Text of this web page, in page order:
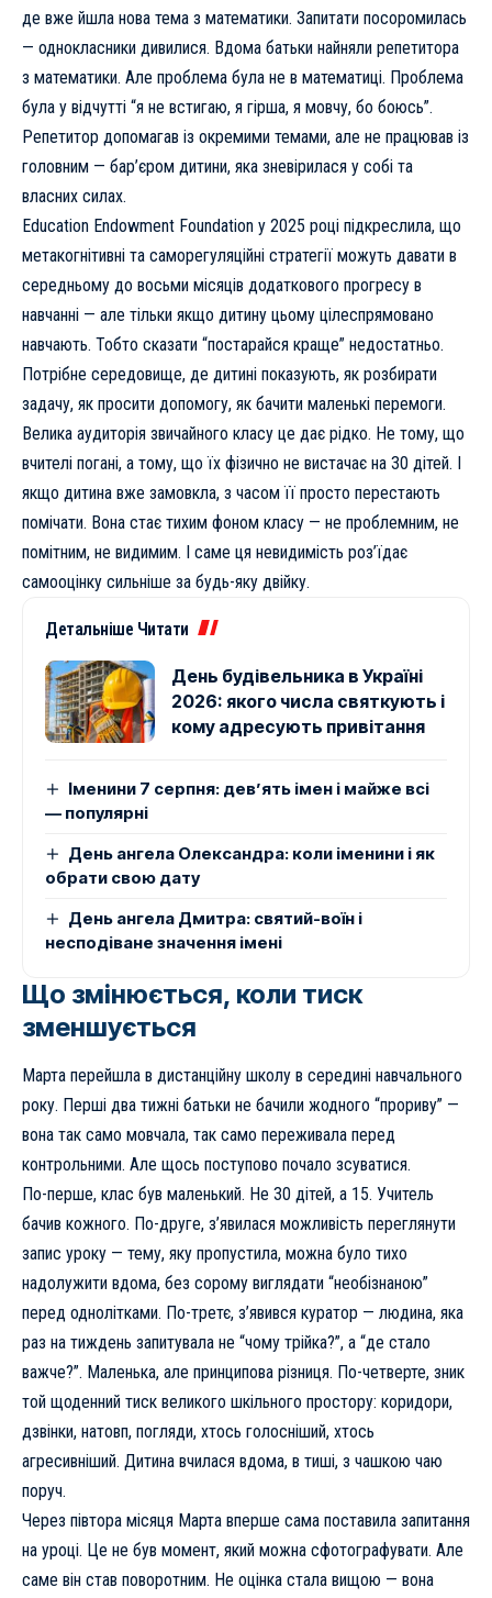
де вже йшла нова тема з математики. Запитати посоромилась
— однокласники дивилися. Вдома батьки найняли репетитора
з математики. Але проблема була не в математиці. Проблема
була у відчутті “я не встигаю, я гірша, я мовчу, бо боюсь”.
Репетитор допомагав із окремими темами, але не працював із
головним — бар’єром дитини, яка зневірилася у собі та
власних силах.
Education Endowment Foundation у 2025 році підкреслила, що
метакогнітивні та саморегуляційні стратегії можуть давати в
середньому до восьми місяців додаткового прогресу в
навчанні — але тільки якщо дитину цьому цілеспрямовано
навчають. Тобто сказати “постарайся краще” недостатньо.
Потрібне середовище, де дитині показують, як розбирати
задачу, як просити допомогу, як бачити маленькі перемоги.
Велика аудиторія звичайного класу це дає рідко. Не тому, що
вчителі погані, а тому, що їх фізично не вистачає на 30 дітей. І
якщо дитина вже замовкла, з часом її просто перестають
помічати. Вона стає тихим фоном класу — не проблемним, не
помітним, не видимим. І саме ця невидимість роз’їдає
самооцінку сильніше за будь-яку двійку.
Детальніше Читати
День будівельника в Україні
2026: якого числа святкують і
кому адресують привітання
Іменини 7 серпня: дев’ять імен і майже всі
— популярні
День ангела Олександра: коли іменини і як
обрати свою дату
День ангела Дмитра: святий-воїн і
несподіване значення імені
Що змінюється, коли тиск
зменшується
Марта перейшла в дистанційну школу в середині навчального
року. Перші два тижні батьки не бачили жодного “прориву” —
вона так само мовчала, так само переживала перед
контрольними. Але щось поступово почало зсуватися.
По-перше, клас був маленький. Не 30 дітей, а 15. Учитель
бачив кожного. По-друге, з’явилася можливість переглянути
запис уроку — тему, яку пропустила, можна було тихо
надолужити вдома, без сорому виглядати “необізнаною”
перед однолітками. По-третє, з’явився куратор — людина, яка
раз на тиждень запитувала не “чому трійка?”, а “де стало
важче?”. Маленька, але принципова різниця. По-четверте, зник
той щоденний тиск великого шкільного простору: коридори,
дзвінки, натовп, погляди, хтось голосніший, хтось
агресивніший. Дитина вчилася вдома, в тиші, з чашкою чаю
поруч.
Через півтора місяця Марта вперше сама поставила запитання
на уроці. Це не був момент, який можна сфотографувати. Але
саме він став поворотним. Не оцінка стала вищою — вона